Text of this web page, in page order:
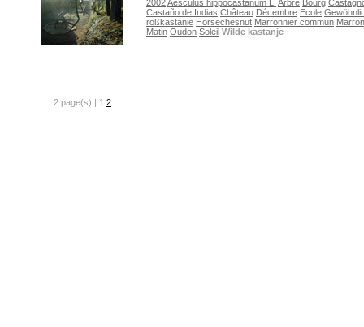
2002Aesculus hippocastanum L. Arbre Bourg
Castaño de Indias Château Décembre Ecole
roßkastanie Horsechesnut Marronnier commun
Matin Oudon Soleil Wilde kastanje
2 page(s) | 1 2